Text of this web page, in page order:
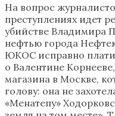
На вопрос
преступлениях идет
убийстве Владимира
нефтью города
ЮКОС исправно
о Валентине
магазина в Москве,
голову: она не
«Менатепу»